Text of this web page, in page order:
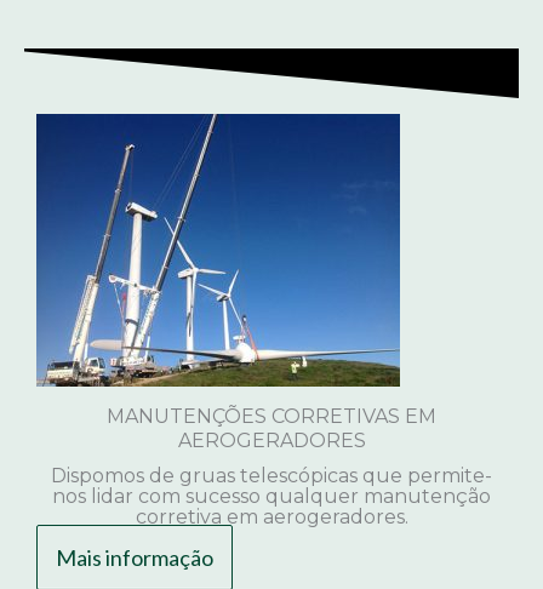
MANUTENÇÕES CORRETIVAS EM
AEROGERADORES
Dispomos de gruas telescópicas que permite-
nos lidar com sucesso qualquer manutenção
corretiva em aerogeradores.
Mais informação